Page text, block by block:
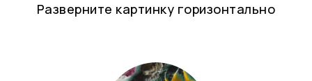
Разверните картинку горизонтально